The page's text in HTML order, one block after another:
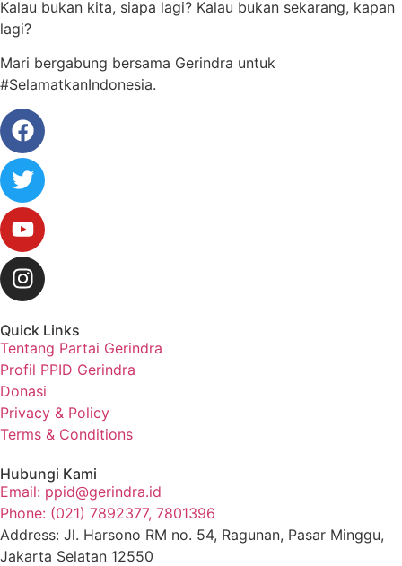
Kalau bukan kita, siapa lagi? Kalau bukan sekarang, kapan
lagi?
Mari bergabung bersama Gerindra untuk
#SelamatkanIndonesia.
Quick Links
Tentang Partai Gerindra
Profil PPID Gerindra
Donasi
Privacy & Policy
Terms & Conditions
Hubungi Kami
Email: ppid@gerindra.id
Phone: (021) 7892377, 7801396
Address: Jl. Harsono RM no. 54, Ragunan, Pasar Minggu,
Jakarta Selatan 12550